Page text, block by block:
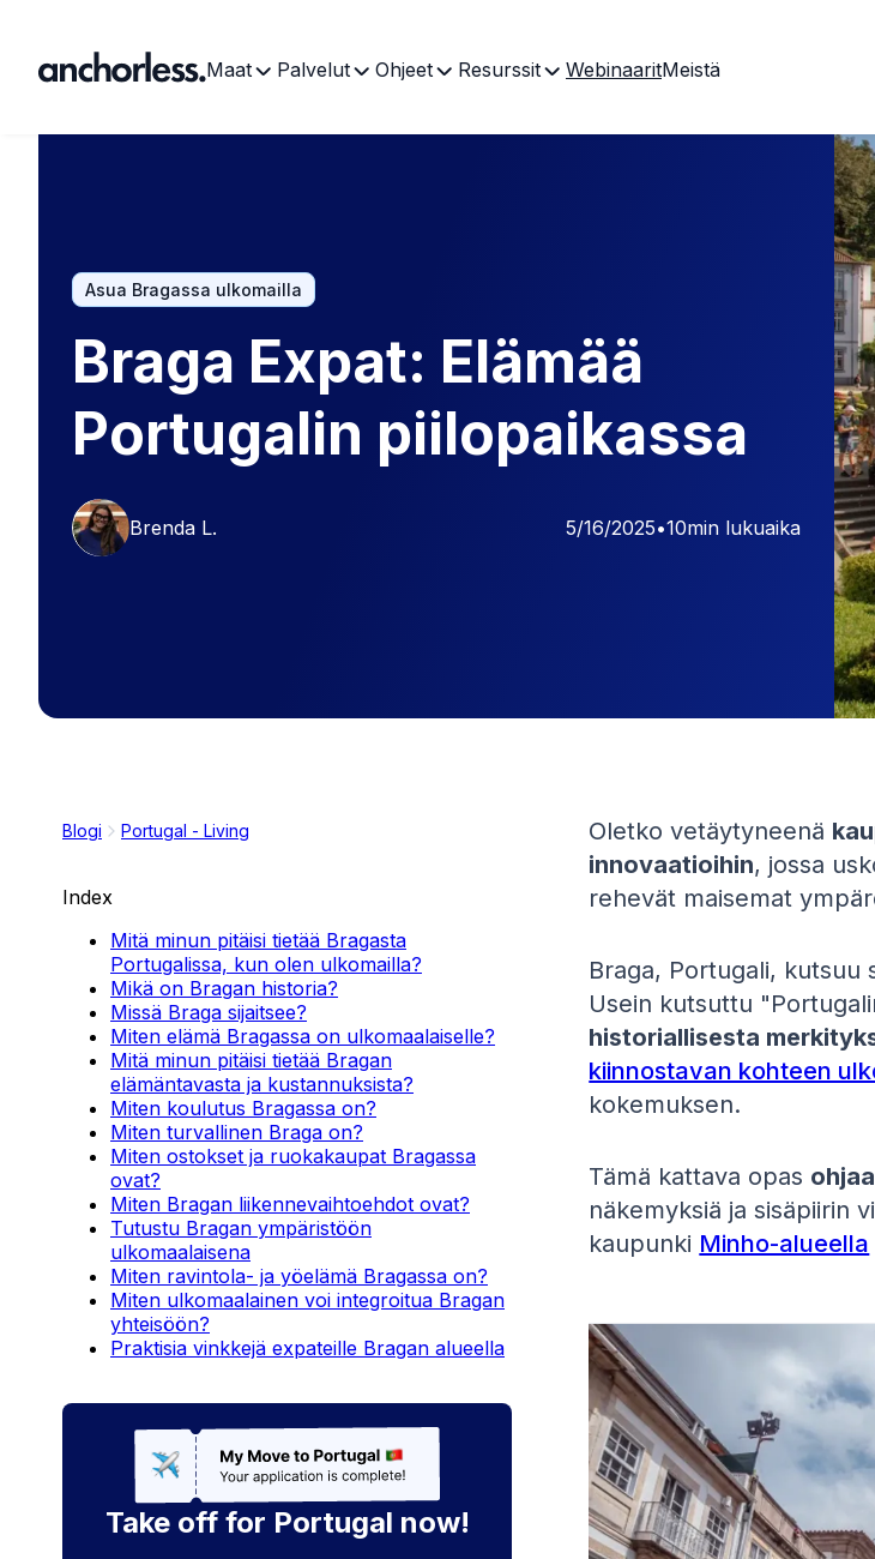
Maat Palvelut Ohjeet Resurssit WebinaaritMeistä
Asua Bragassa ulkomailla
Braga Expat: Elämää
Portugalin piilopaikassa
Brenda L. 5/16/2025•10min lukuaika
Blogi Portugal - Living
Index
Mitä minun pitäisi tietää Bragasta
Portugalissa, kun olen ulkomailla?
Mikä on Bragan historia?
Missä Braga sijaitsee?
Miten elämä Bragassa on ulkomaalaiselle?
Mitä minun pitäisi tietää Bragan
elämäntavasta ja kustannuksista?
Miten koulutus Bragassa on?
Miten turvallinen Braga on?
Miten ostokset ja ruokakaupat Bragassa
ovat?
Miten Bragan liikennevaihtoehdot ovat?
Tutustu Bragan ympäristöön
ulkomaalaisena
Miten ravintola- ja yöelämä Bragassa on?
Miten ulkomaalainen voi integroitua Bragan
yhteisöön?
Praktisia vinkkejä expateille Bragan alueella
Take off for Portugal now!
Oletko vetäytyneenä
innovaatioihin, jossa
rehevät maisemat
Braga, Portugali, kutsuu
Usein kutsuttu
historiallisesta
kiinnostavan kohteen
kokemuksen.
Tämä kattava opas
näkemyksiä ja sisäpiirin
kaupunki Minho-alueella